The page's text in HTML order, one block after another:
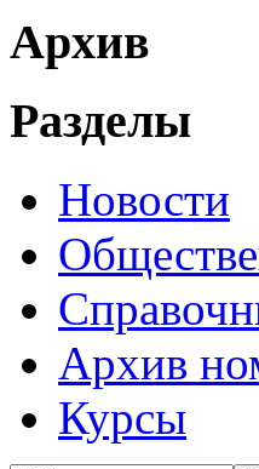
Архив
Разделы
Новости
Архив
Курсы